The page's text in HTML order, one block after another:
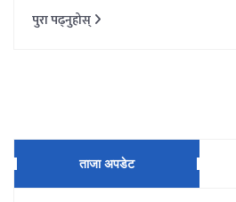
पुरा पढ्नुहोस्
ताजा अपडेट